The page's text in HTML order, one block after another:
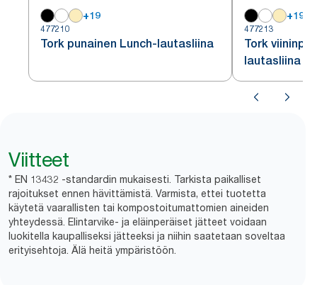
+19
477210
Tork punainen Lunch-lautasliina
+19
477213
Tork
lautasliina
Viitteet
* EN 13432 -standardin mukaisesti. Tarkista paikalliset
rajoitukset ennen hävittämistä. Varmista, ettei tuotetta
käytetä vaarallisten tai kompostoitumattomien aineiden
yhteydessä. Elintarvike- ja eläinperäiset jätteet voidaan
luokitella kaupalliseksi jätteeksi ja niihin saatetaan soveltaa
erityisehtoja. Älä heitä ympäristöön.